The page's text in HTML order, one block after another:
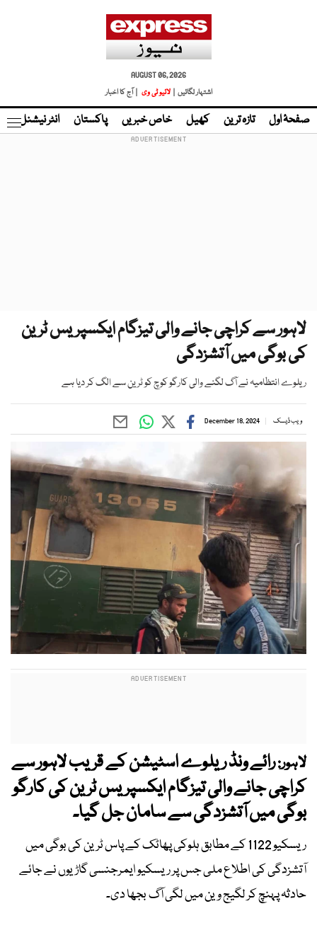
AUGUST 06, 2026
اشتہار لگائیں |
لائیو ٹی وی | آج کا اخبار
صفحۂ اول تازہ ترین کھیل خاص خبریں پاکستان انٹر نیشنل
لاہور سے کراچی جانے والی تیزگام ایکسپریس ٹرین
کی بوگی میں آتشزدگی
ریلوے انتظامیہ نے آگ لگنے والی کارگو کوچ کو ٹرین سے الگ کر دیا ہے
ویب ڈیسک December 18, 2024
لاہور:رائے ونڈ ریلوے اسٹیشن کے قریب لاہور سے
کراچی جانے والی تیزگام ایکسپریس ٹرین کی کارگو
بوگی میں آتشزدگی سے سامان جل گیا۔
ریسکیو 1122 کے مطابق ہلوکی پھاٹک کے پاس ٹرین کی بوگی میں
آتشزدگی کی اطلاع ملی جس پر ریسکیو ایمرجنسی گاڑیوں نے جائے
حادثہ پہنچ کر لگیج وین میں لگی آگ بجھا دی۔